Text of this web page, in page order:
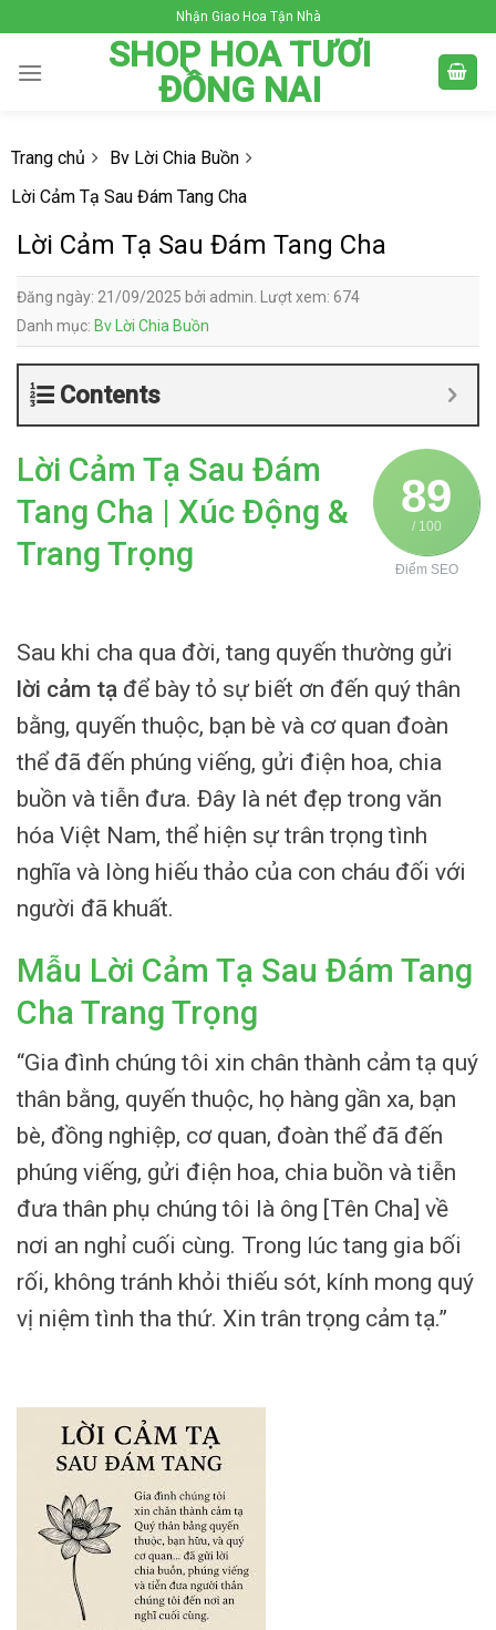
to
content
Nhận Giao Hoa Tận Nhà
SHOP HOA TƯƠI
ĐỒNG NAI
Trang chủ
Bv Lời Chia Buồn
Lời Cảm Tạ Sau Đám Tang Cha
Lời Cảm Tạ Sau Đám Tang Cha
Đăng ngày: 21/09/2025 bởi admin. Lượt xem: 674
Danh mục: Bv Lời Chia Buồn
Contents
89
/ 100
Điểm SEO
Lời Cảm Tạ Sau Đám
Tang Cha | Xúc Động &
Trang Trọng
Sau khi cha qua đời, tang quyến thường gửi
lời cảm tạ để bày tỏ sự biết ơn đến quý thân
bằng, quyến thuộc, bạn bè và cơ quan đoàn
thể đã đến phúng viếng, gửi điện hoa, chia
buồn và tiễn đưa. Đây là nét đẹp trong văn
hóa Việt Nam, thể hiện sự trân trọng tình
nghĩa và lòng hiếu thảo của con cháu đối với
người đã khuất.
Mẫu Lời Cảm Tạ Sau Đám Tang
Cha Trang Trọng
“Gia đình chúng tôi xin chân thành cảm tạ quý
thân bằng, quyến thuộc, họ hàng gần xa, bạn
bè, đồng nghiệp, cơ quan, đoàn thể đã đến
phúng viếng, gửi điện hoa, chia buồn và tiễn
đưa thân phụ chúng tôi là ông [Tên Cha] về
nơi an nghỉ cuối cùng. Trong lúc tang gia bối
rối, không tránh khỏi thiếu sót, kính mong quý
vị niệm tình tha thứ. Xin trân trọng cảm tạ.”